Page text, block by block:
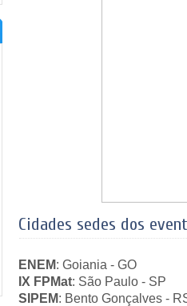
Cidades sedes dos
ENEM: Goiania - GO
IX FPMat: São Paulo - SP
SIPEM: Bento Gonçalves -